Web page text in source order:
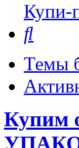
Купи-
Темы
Купим